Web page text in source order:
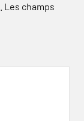
Les champs